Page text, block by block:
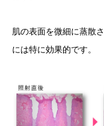
肌の表面を微細に蒸散
には特に効果的です。